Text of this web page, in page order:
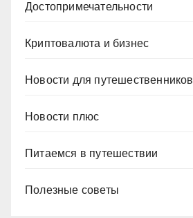
Достопримечательности
Криптовалюта и бизнес
Новости для путешественников
Новости плюс
Питаемся в путешествии
Полезные советы